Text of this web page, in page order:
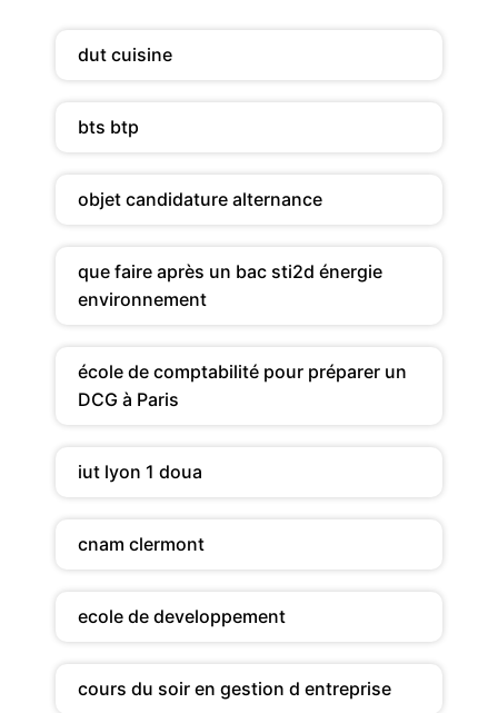
dut cuisine
bts btp
objet candidature alternance
que faire après un bac sti2d énergie
environnement
école de comptabilité pour préparer un
DCG à Paris
iut lyon 1 doua
cnam clermont
ecole de developpement
cours du soir en gestion d entreprise